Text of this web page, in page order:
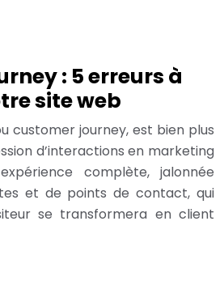
: 5 erreurs à
site web
customer journey, est bien plus
d’interactions en marketing
complète, jalonnée
et de points de contact, qui
se transformera en client